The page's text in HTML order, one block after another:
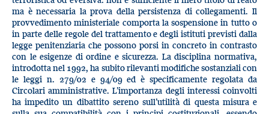
ma è necessaria la prova della persistenza di collegamenti. Il
provvedimento ministeriale comporta la sospensione in tutto o
in parte delle regole del trattamento e degli istituti previsti dalla
legge penitenziaria che possono porsi in concreto in contrasto
con le esigenze di ordine e sicurezza. La disciplina normativa,
introdotta nel 1992, ha subito rilevanti modifiche sostanziali con
le leggi n. 279/02 e 94/09 ed è specificamente regolata da
Circolari amministrative. L’importanza degli interessi coinvolti
ha impedito un dibattito sereno sull’utilità di questa misura e